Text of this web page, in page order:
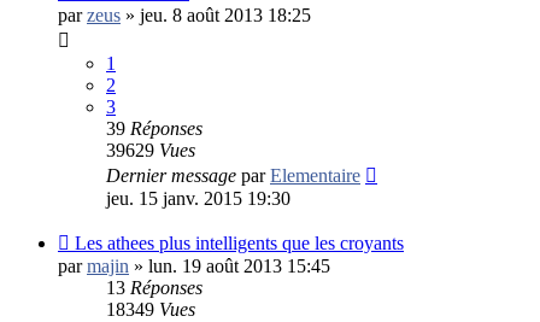
parzeus » jeu. 8 août 2013 18:25
1
2
3
39 Réponses
39629 Vues
Dernier message parElementaire
jeu. 15 janv. 2015 19:30
Les athees plus intelligents que les croyants
parmajin » lun. 19 août 2013 15:45
13 Réponses
18349 Vues